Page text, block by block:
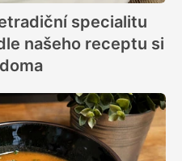
specialitu
našeho receptu si